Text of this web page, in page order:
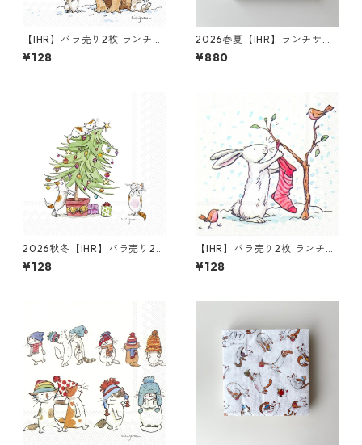
【IHR】バラ売り2枚 ランチサ
イズ ペーパーナプキン SNOW
FRIENDS ホワイト Anita Jer
¥128
2026春夏【IHR】ランチサイ
ズ ペーパーナプキン BABY SH
OWER ホワイト Anita Jeram
¥880
2026秋冬【IHR】バラ売り2枚
カクテルサイズ ペーパーナプ
キン CATS IN THE TREE ホワ
¥128
【IHR】バラ売り2枚 ランチサ
イズ ペーパーナプキン SNOW
RABBITS ホワイト Anita Jera
¥128